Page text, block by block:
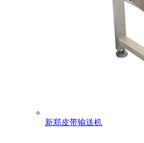
新郑皮带输送机